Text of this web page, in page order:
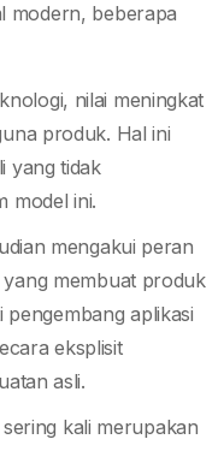
modern, beberapa
nilai meningkat
produk. Hal ini
yang tidak
model ini.
mengakui peran
membuat produk
pengembang aplikasi
eksplisit
asli.
kali merupakan